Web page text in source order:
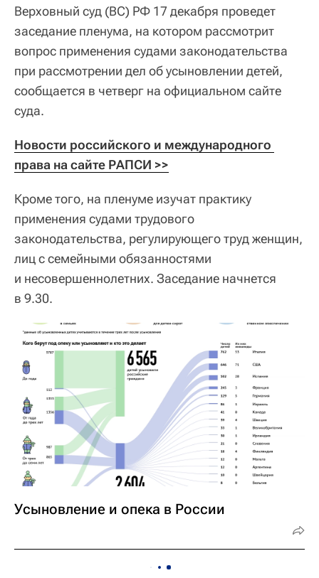
Верховный суд (ВС) РФ 17 декабря проведет
заседание пленума, на котором рассмотрит
вопрос применения судами законодательства
при рассмотрении дел об усыновлении детей,
сообщается в четверг на официальном сайте
суда.
Новости российского и международного
права на сайте РАПСИ >>
Кроме того, на пленуме изучат практику
применения судами трудового
законодательства, регулирующего труд женщин,
лиц с семейными обязанностями
и несовершеннолетних. Заседание начнется
в 9.30.
Усыновление и опека в России